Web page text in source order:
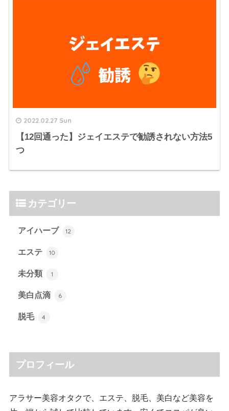
2022.02.27 Sun
【12回通った】ジェイエステで勧誘されない方法5
つ
カテゴリー
アイハーブ 12
エステ 10
未分類 1
美白点滴 6
脱毛 4
プロフィール
アラサー美容オタクで、エステ、脱毛、美白など美容を